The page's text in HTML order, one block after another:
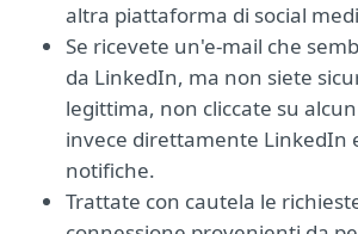
altra piattaforma di social
Se ricevete un'e-mail che
da LinkedIn, ma non siete
legittima, non cliccate su
invece direttamente LinkedIn
notifiche.
Trattate con cautela le